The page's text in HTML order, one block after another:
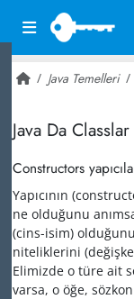
Java Temelleri
Java Da Classlar
Constructors
Yapıcının
ne olduğunu
(cins-isim)
niteliklerini
Elimizde o türe ait
varsa, o öğe,